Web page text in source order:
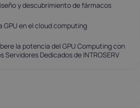
y descubrimiento de fármacos
GPU en el cloud computing
la potencia del GPU Computing con
Servidores Dedicados de INTROSERV